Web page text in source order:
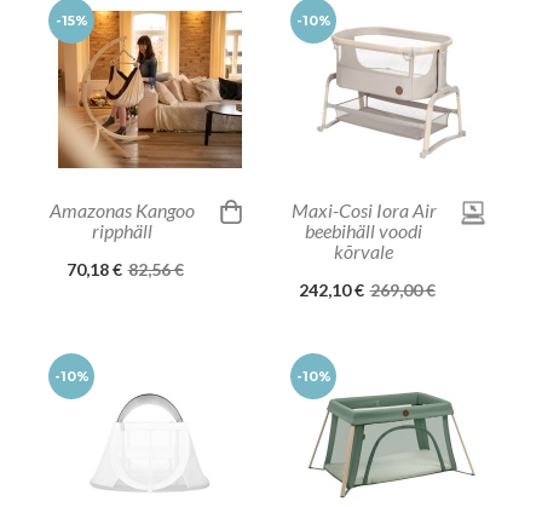
-15%
Amazonas Kangoo
ripphäll
70,18 € 82,56 €
-10%
Maxi-Cosi Iora Air
beebihäll voodi
kõrvale
242,10 € 269,00 €
-10% -10%